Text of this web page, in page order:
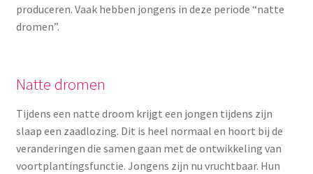
produceren. Vaak hebben jongens in deze periode “natte
dromen”.
Natte dromen
Tijdens een natte droom krijgt een jongen tijdens zijn
slaap een zaadlozing. Dit is heel normaal en hoort bij de
veranderingen die samen gaan met de ontwikkeling van
voortplantingsfunctie. Jongens zijn nu vruchtbaar. Hun